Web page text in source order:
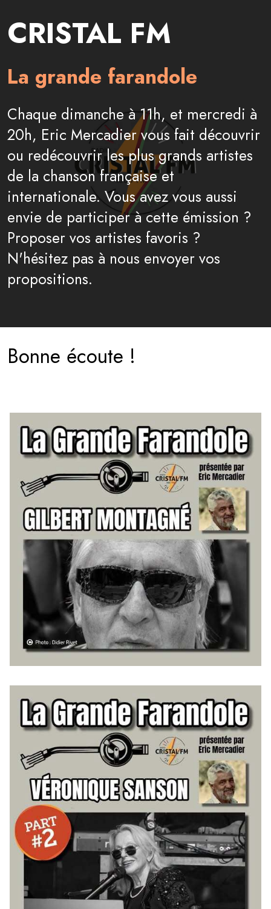
CRISTAL FM
La grande farandole
Chaque dimanche à 11h, et mercredi à
20h, Eric Mercadier vous fait découvrir
ou redécouvrir les plus grands artistes
de la chanson française et
internationale. Vous avez vous aussi
envie de participer à cette émission ?
Proposer vos artistes favoris ?
N'hésitez pas à nous envoyer vos
propositions.
Bonne écoute !